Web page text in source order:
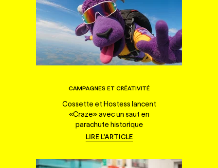
CAMPAGNES ET CRÉATIVITÉ
Cossette et Hostess lancent
«Craze» avec un saut en
parachute historique
LIRE L'ARTICLE